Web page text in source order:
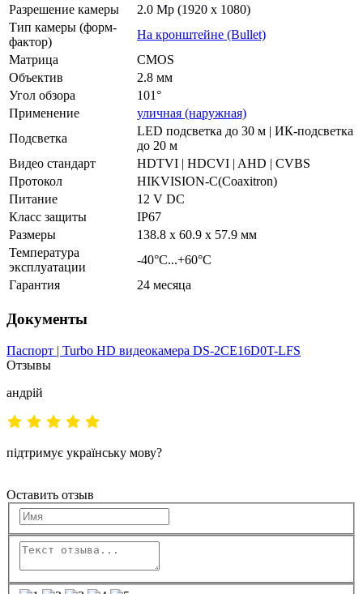
Разрешение камеры
2.0 Mp (1920 x 1080)
Тип камеры (форм-
фактор)
На кронштейне (Bullet)
Матрица
CMOS
Объектив
2.8 мм
Угол обзора
101°
Применение
уличная (наружная)
Подсветка
LED подсветка до 30 м | ИК-подсветка
до 20 м
Видео стандарт
HDTVI | HDCVI | AHD | CVBS
Протокол
HIKVISION-C(Coaxitron)
Питание
12 V DC
Класс защиты
IP67
Размеры
138.8 x 60.9 x 57.9 мм
Температура
эксплуатации
-40°С...+60°С
Гарантия
24 месяца
Документы
Паспорт | Turbo HD видеокамера DS-2CE16D0T-LFS
Отзывы
андрій
підтримує українську мову?
Оставить отзыв